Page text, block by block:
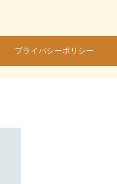
プライバシーポリシー